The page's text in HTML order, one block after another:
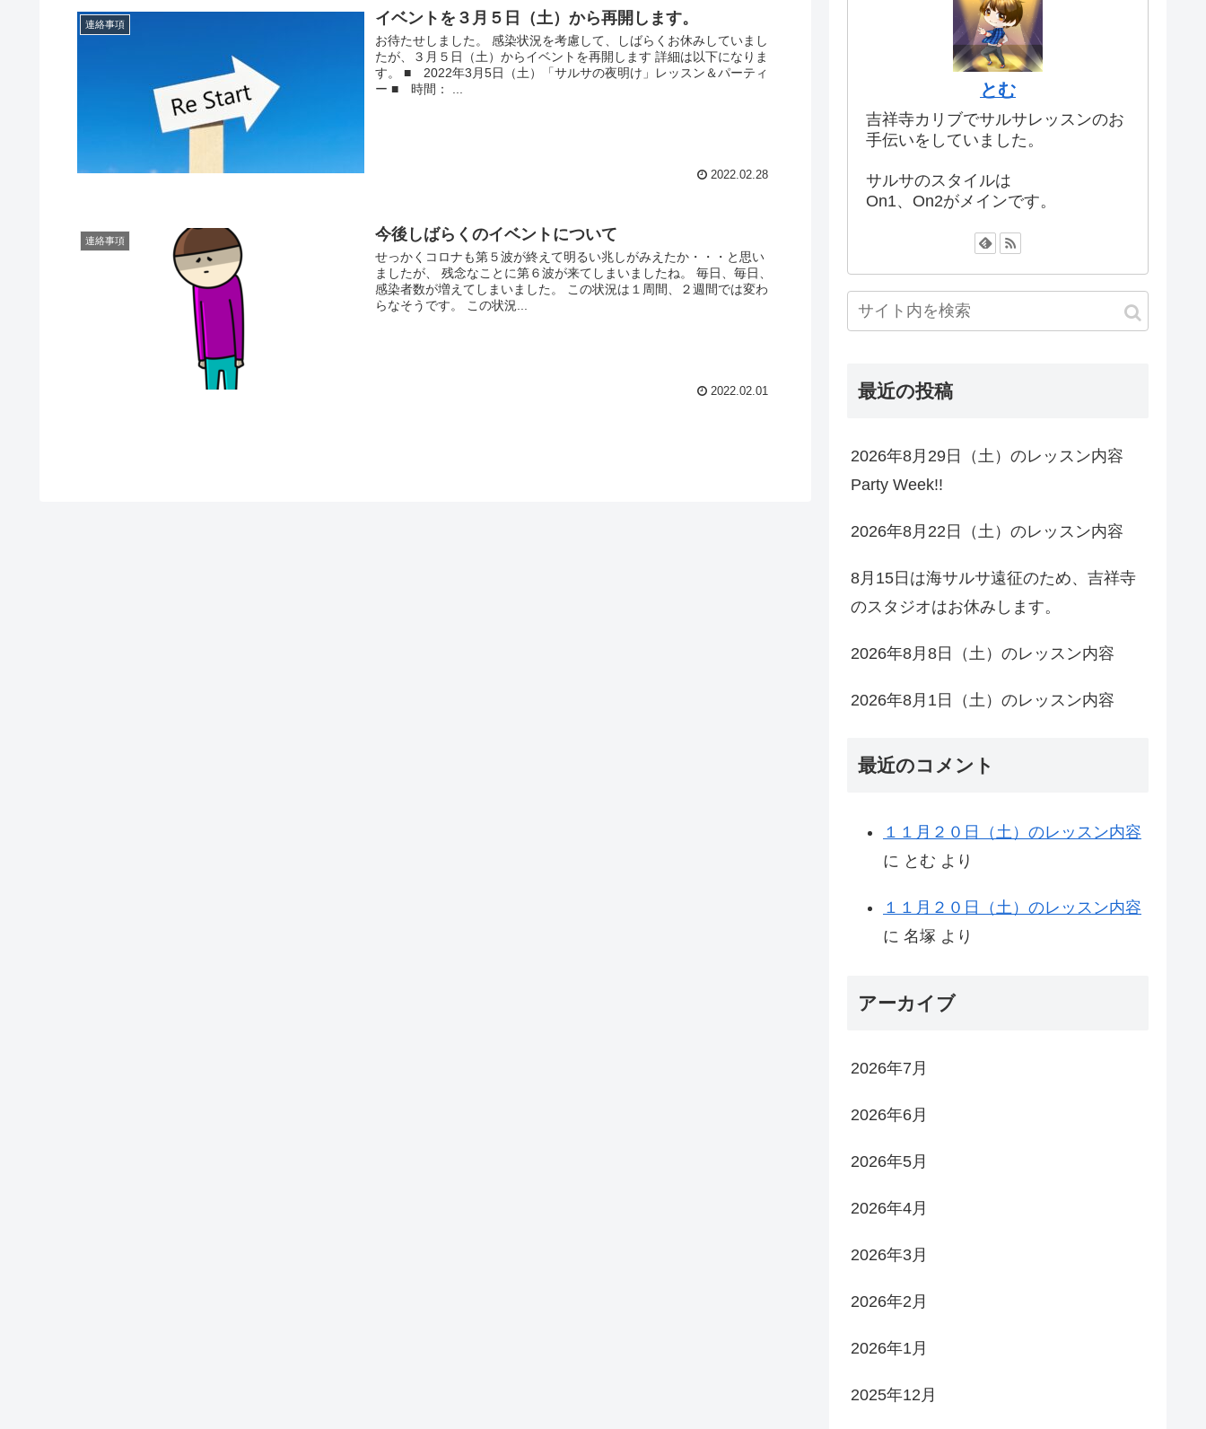
連絡事項 イベントを３月５日（土）から再開します。
お待たせしました。 感染状況を考慮して、しばらくお休みしていまし
たが、３月５日（土）からイベントを再開します 詳細は以下になりま
す。 ■ 2022年3月5日（土）「サルサの夜明け」レッスン＆パーティ
ー ■ 時間： ...
2022.02.28
連絡事項 今後しばらくのイベントについて
せっかくコロナも第５波が終えて明るい兆しがみえたか・・・と思い
ましたが、 残念なことに第６波が来てしまいましたね。 毎日、毎日、
感染者数が増えてしまいました。 この状況は１周間、２週間では変わ
らなそうです。 この状況...
2022.02.01
とむ
吉祥寺カリブでサルサレッスンのお
手伝いをしていました。
サルサのスタイルは
On1、On2がメインです。
最近の投稿
2026年8月29日（土）のレッスン内容
Party Week!!
2026年8月22日（土）のレッスン内容
8月15日は海サルサ遠征のため、吉祥寺
のスタジオはお休みします。
2026年8月8日（土）のレッスン内容
2026年8月1日（土）のレッスン内容
最近のコメント
１１月２０日（土）のレッスン内容
に とむ より
１１月２０日（土）のレッスン内容
に 名塚 より
アーカイブ
2026年7月
2026年6月
2026年5月
2026年4月
2026年3月
2026年2月
2026年1月
2025年12月